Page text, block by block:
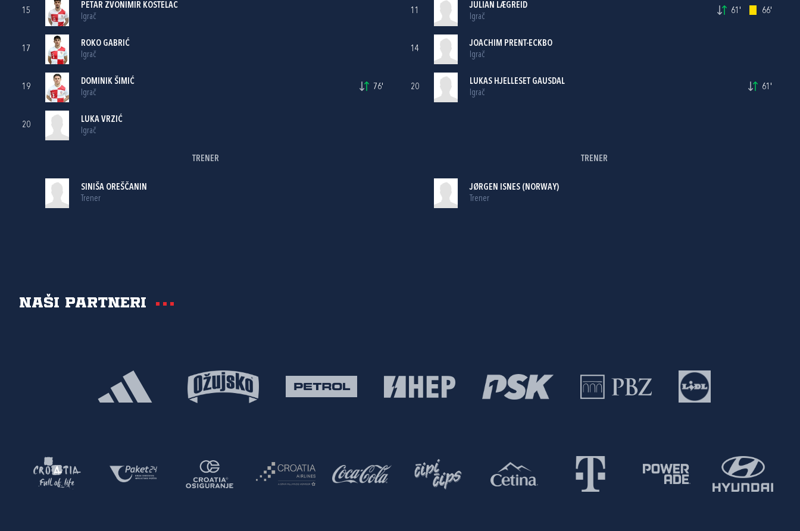
15
PETAR ZVONIMIR KOSTELAC
Igrač
17
ROKO GABRIĆ
Igrač
19
DOMINIK ŠIMIĆ
Igrač
76'
20
LUKA VRZIĆ
Igrač
TRENER
SINIŠA OREŠČANIN
Trener
11
JULIAN LÆGREID
Igrač
61' 66'
14
JOACHIM PRENT-ECKBO
Igrač
20
LUKAS HJELLESET GAUSDAL
Igrač
61'
TRENER
JØRGEN ISNES (NORWAY)
Trener
Naši partneri